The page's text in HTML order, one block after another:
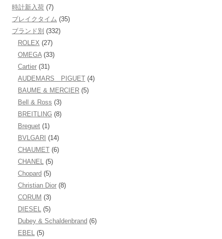
時計新入荷 (7)
ブレイクタイム (35)
ブランド別 (332)
ROLEX (27)
OMEGA(33)
Cartier (31)
AUDEMARS PIGUET (4)
BAUME & MERCIER (5)
Bell & Ross (3)
BREITLING (8)
Breguet (1)
BVLGARI (14)
CHAUMET (6)
CHANEL (5)
Chopard (5)
Christian Dior (8)
CORUM (3)
DIESEL (5)
Dubey & Schaldenbrand (6)
EBEL (5)